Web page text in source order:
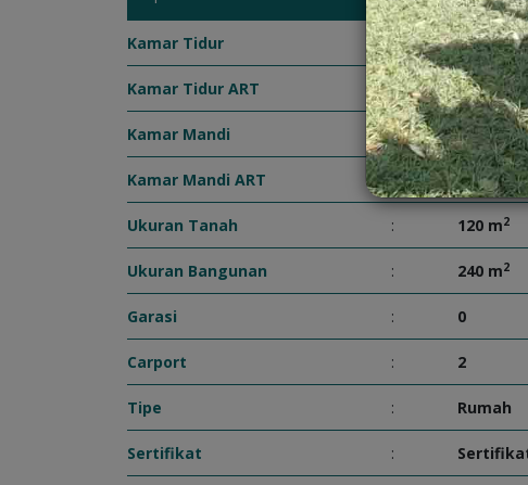
Kamar Tidur : 1
Kamar Tidur ART : 0
Kamar Mandi : 2
Kamar Mandi ART : 0
Ukuran Tanah : 120 m2
Ukuran Bangunan : 240 m2
Garasi : 0
Carport : 2
Tipe : Rumah
Sertifikat :